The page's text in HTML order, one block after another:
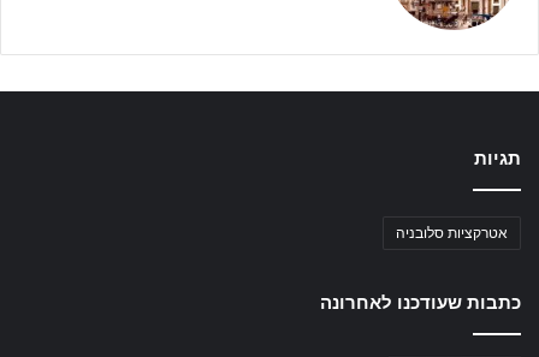
תגיות
אטרקציות סלובניה
כתבות שעודכנו לאחרונה